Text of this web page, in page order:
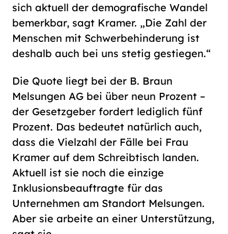
sich aktuell der demografische Wandel
bemerkbar, sagt Kramer. „Die Zahl der
Menschen mit Schwerbehinderung ist
deshalb auch bei uns stetig gestiegen.“
Die Quote liegt bei der B. Braun
Melsungen AG bei über neun Prozent –
der Gesetzgeber fordert lediglich fünf
Prozent. Das bedeutet natürlich auch,
dass die Vielzahl der Fälle bei Frau
Kramer auf dem Schreibtisch landen.
Aktuell ist sie noch die einzige
Inklusionsbeauftragte für das
Unternehmen am Standort Melsungen.
Aber sie arbeite an einer Unterstützung,